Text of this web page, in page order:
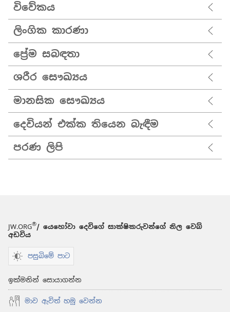
විවේකය
ලිංගික කාරණා
ප්‍රේම සබඳතා
ශරීර සෞඛ්‍යය
මානසික සෞඛ්‍යය
දෙවියන් එක්ක තියෙන බැඳීම
පරණ ලිපි
JW.ORG®/ යෙහෝවා දෙවිගේ සාක්ෂිකරුවන්ගේ නිල වෙබ්
අඩවිය
පසුබිමේ පාට
ඉක්මනින් සොයාගන්න
මාව ඇවිත් හමු වෙන්න